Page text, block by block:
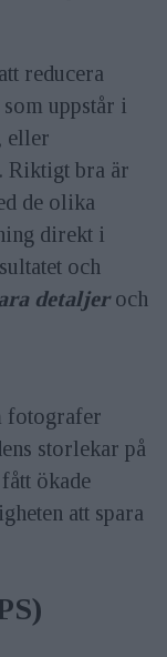
reducera
uppstår i
eller
Riktigt bra är
de olika
direkt i
och
detaljeroch
fotografer
storlekar på
ökade
att spara